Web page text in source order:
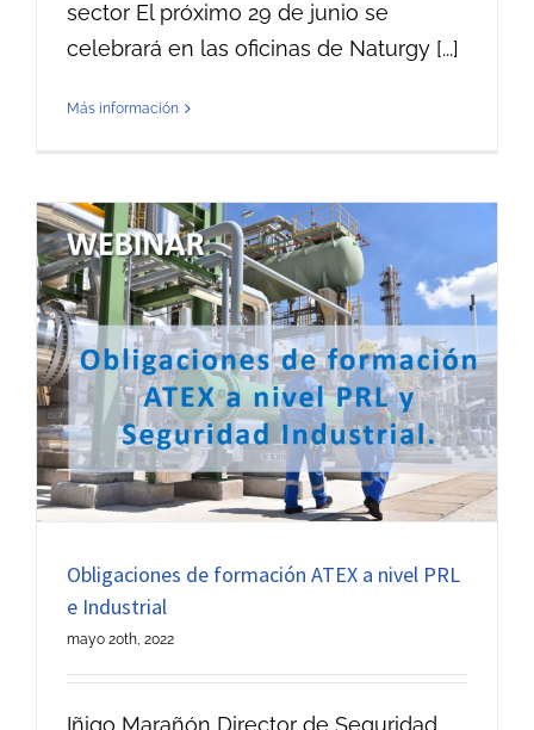
sector El próximo 29 de junio se
celebrará en las oficinas de Naturgy [...]
Más información
Obligaciones de formación ATEX a nivel PRL
e Industrial
mayo 20th, 2022
Iñigo Marañón Director de Seguridad